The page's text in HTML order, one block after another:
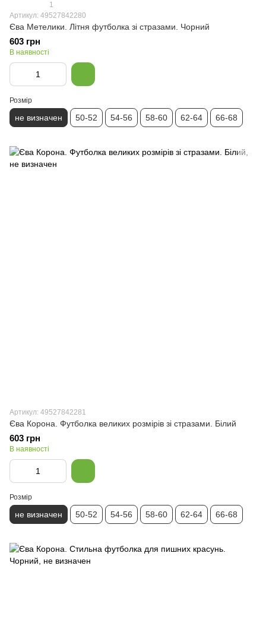
1
Артикул: 49527842280
Єва Метелики. Літня футболка зі стразами. Чорний
603 грн
В наявності
Розмір
не визначен 50-52 54-56 58-60 62-64 66-68
Артикул: 49527842281
Єва Корона. Футболка великих розмірів зі стразами. Білий
603 грн
В наявності
Розмір
не визначен 50-52 54-56 58-60 62-64 66-68